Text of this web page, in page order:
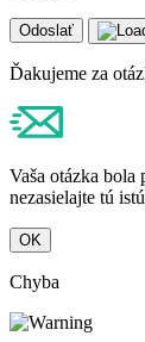
Odoslať
Ďakujeme za
Vaša otázka bola
nezasielajte tú
OK
Chyba